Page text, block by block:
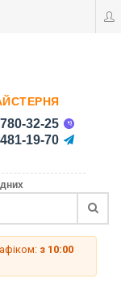
32-25
19-70
з 10:00